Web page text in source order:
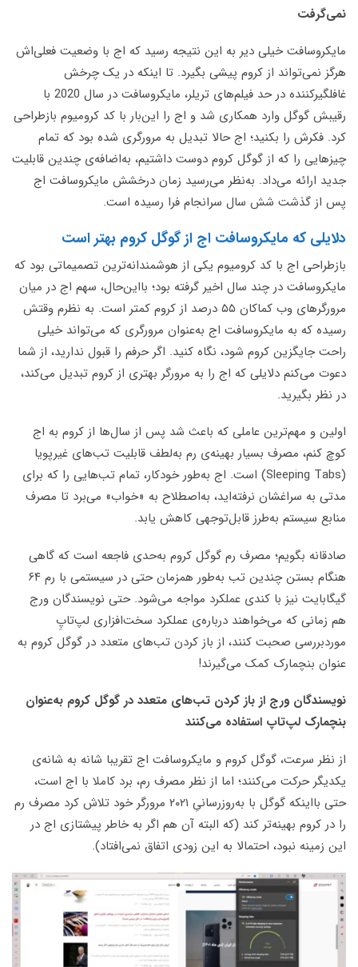
نمی‌گرفت
مایکروسافت خیلی دیر به این نتیجه رسید که اج با وضعیت فعلی‌اش
هرگز نمی‌تواند از کروم پیشی بگیرد. تا اینکه در یک چرخش
غافلگیرکننده در حد فیلم‌های تریلر، مایکروسافت در سال 2020 با
رقیبش گوگل وارد همکاری شد و اج را این‌بار با کد کرومیوم بازطراحی
کرد. فکرش را بکنید؛ اج حالا تبدیل به مرورگری شده بود که تمام
چیزهایی را که از گوگل کروم دوست داشتیم، به‌اضافه‌ی چندین قابلیت‌
جدید ارائه می‌داد. به‌نظر می‌رسید زمان درخشش مایکروسافت اج
پس از گذشت شش سال سرانجام فرا رسیده است.
دلایلی که مایکروسافت اج از گوگل کروم بهتر است
بازطراحی اج با کد کرومیوم یکی از هوشمندانه‌ترین تصمیماتی بود که
مایکروسافت در چند سال اخیر گرفته بود؛ بااین‌حال، سهم اج در میان
مرورگرهای وب کماکان ۵۵ درصد از کروم کمتر است. به نظرم وقتش
رسیده که به مایکروسافت اج به‌عنوان مرورگری که می‌تواند خیلی
راحت جایگزین کروم شود، نگاه کنید. اگر حرفم را قبول ندارید، از شما
دعوت می‌کنم دلایلی که اج را به مرورگر بهتری از کروم تبدیل می‌کند،
در نظر بگیرید.
اولین و مهم‌ترین عاملی که باعث شد پس از سال‌ها از کروم به اج
کوچ کنم، مصرف بسیار بهینه‌ی رم به‌لطف قابلیت تب‌های غیرپویا
(Sleeping Tabs) است. اج به‌طور خودکار، تمام تب‌هایی را که برای
مدتی به سراغشان نرفته‌اید، به‌اصطلاح به «خواب» می‌برد تا مصرف
منابع سیستم به‌طرز قابل‌توجهی کاهش یابد.
صادقانه بگویم؛ مصرف رم گوگل کروم به‌حدی فاجعه است که گاهی
هنگام بستن چندین تب به‌طور همزمان حتی در سیستمی با رم ۶۴
گیگابایت نیز با کندی عملکرد مواجه می‌شود. حتی نویسندگان ورج
هم زمانی که می‌خواهند درباره‌ی عملکرد سخت‌افزاری لپ‌تاپِ
موردبررسی صحبت کنند، از باز کردن تب‌های متعدد در گوگل کروم به
عنوان بنچمارک کمک می‌گیرند!
نویسندگان ورج از باز کردن تب‌های متعدد در گوگل کروم به‌عنوان
بنچمارک لپ‌تاپ استفاده می‌کنند
از نظر سرعت، گوگل کروم و مایکروسافت اج تقریبا شانه‌ به شانه‌ی
یکدیگر حرکت می‌کنند؛ اما از نظر مصرف رم، برد کاملا با اج است،
حتی بااینکه گوگل با به‌روزرسانیِ ۲۰۲۱ مرورگر خود تلاش کرد مصرف رم
را در کروم بهینه‌تر کند (که البته آن هم اگر به خاطر پیشتازی اج در
این زمینه نبود، احتمالا به این زودی اتفاق نمی‌افتاد).